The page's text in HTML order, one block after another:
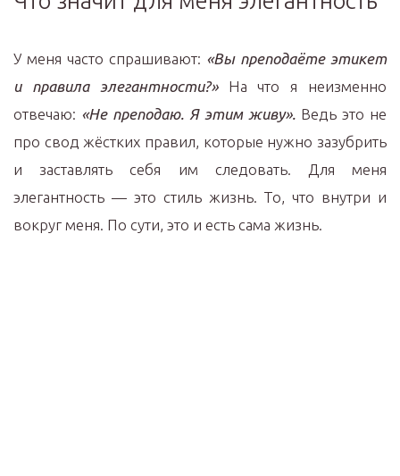
У меня часто спрашивают: «Вы преподаёте этикет
и правила элегантности?»На что я неизменно
отвечаю: «Не преподаю. Я этим живу».Ведь это не
про свод жёстких правил, которые нужно зазубрить
и заставлять себя им следовать. Для меня
элегантность — это стиль жизнь. То, что внутри и
вокруг меня. По сути, это и есть сама жизнь.